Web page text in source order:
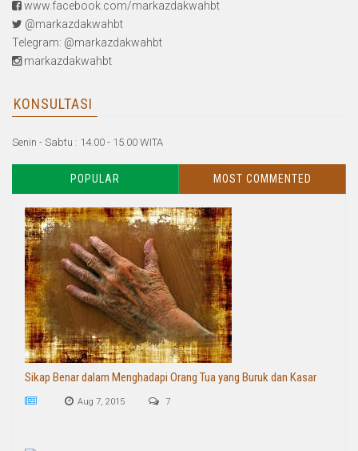
www.facebook.com/markazdakwahbt
@markazdakwahbt
Telegram: @markazdakwahbt
markazdakwahbt
KONSULTASI
Senin - Sabtu : 14.00 - 15.00 WITA
POPULAR MOST COMMENTED
Sikap Benar dalam Menghadapi Orang Tua yang Buruk dan Kasar
Aug 7, 2015 7